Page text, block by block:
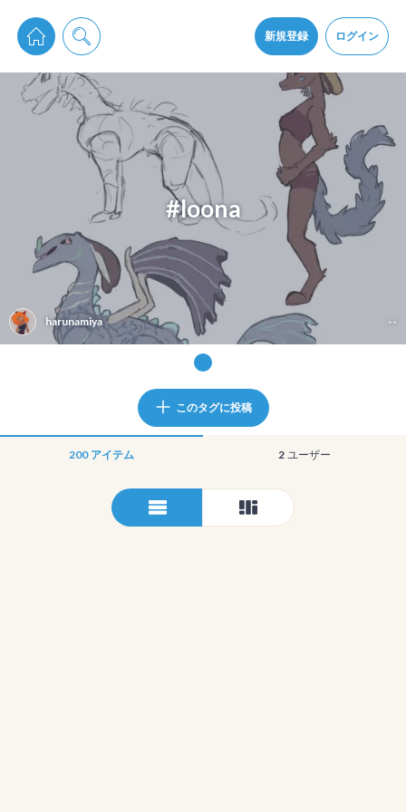
新規登録 ログイン
pixiv Sketchは2024年5月28日付で プライパシーポリシーを改定しました。
通知を受け取るにはここをクリックします
pixiv Sketchアプリでさらに快適に！
アプリをインストール
#loona
harunamiya --
このタグに投稿
200 アイテム 2 ユーザー